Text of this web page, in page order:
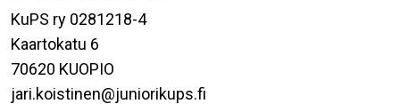
KuPS ry 0281218-4
Kaartokatu 6
70620 KUOPIO
jari.koistinen@juniorikups.fi